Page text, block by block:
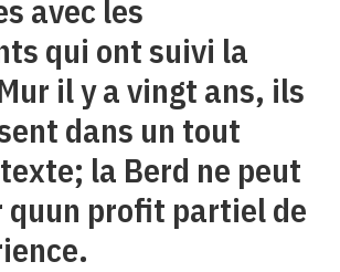
avec les
qui ont suivi la
il y a vingt ans, ils
dans un tout
la Berd ne peut
quun profit partiel de